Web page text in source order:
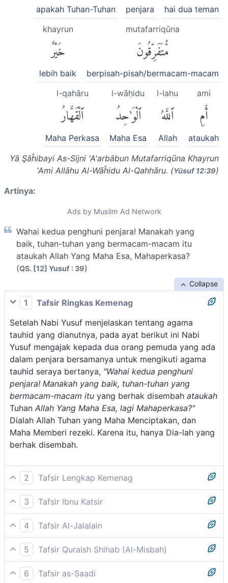
hai dua teman
penjara
apakah Tuhan-Tuhan
mutafarriqūna
مُّتَفَرِّقُونَ
berpisah-pisah/bermacam-macam
khayrun
خَيْرٌ
lebih baik
ami
أَمِ
ataukah
l-lahu
ٱللَّهُ
Allah
l-wāḥidu
ٱلْوَٰحِدُ
Maha Esa
l-qahāru
ٱلْقَهَّارُ
Maha Perkasa
Yā Şāĥibayi As-Sijni 'A'arbābun Mutafarriqūna Khayrun
'Ami Allāhu Al-Wāĥidu Al-Qahhāru. (Yūsuf 12:39)
Artinya:
Ads by Muslim Ad Network
Wahai kedua penghuni penjara! Manakah yang
baik, tuhan-tuhan yang bermacam-macam itu
ataukah Allah Yang Maha Esa, Mahaperkasa?
(QS. [12] Yusuf : 39)
Collapse
1
Tafsir Ringkas Kemenag
Setelah Nabi Yusuf menjelaskan tentang agama
tauhid yang dianutnya, pada ayat berikut ini Nabi
Yusuf mengajak kepada dua orang pemuda yang ada
dalam penjara bersamanya untuk mengikuti agama
tauhid seraya bertanya, "Wahai kedua penghuni
penjara! Manakah yang baik, tuhan-tuhan yang
bermacam-macam itu yang berhak disembah ataukah
Tuhan Allah Yang Maha Esa, lagi Mahaperkasa?"
Dialah Allah Tuhan yang Maha Menciptakan, dan
Maha Memberi rezeki. Karena itu, hanya Dia-lah yang
berhak disembah.
2
Tafsir Lengkap Kemenag
Yusuf meneruskan dakwahnya dengan menyeru
kedua pemuda yang menjadi kawannya dalam
penjara itu, "Wahai kedua penghuni penjara, manakah
yang lebih baik, tuhan yang bermacam-macam itu
ataukah Allah Yang Maha Esa Yangperkasa?" Seruan
ini adalah yang ikhlas dari seorang kawan yang setia
dan jujur kepada kawan-kawannya. Pertanyaan dalam
3
Tafsir Ibnu Katsir
Yusuf berbicara kepada kedua pemuda —temannya
dalam penjara itu— seraya mengajaknya menyembah
Allah semata, tidak mempersekutukan-Nya, dan
meninggalkan semua berhala yang disembah oleh
kaum keduanya. Untuk itu Yusuf a.s. berkata:
4
Tafsir Al-Jalalain
("Hai kedua temanku) yang satu tempat tinggal
(dalam penjara! Manakah yang baik tuhan yang
bermacam-macam itu ataukah Allah Yang Maha Esa
5
Tafsir Quraish Shihab (Al-Misbah)
Wahai kedua teman sepenjaraku, apakah tuhan-tuhan
6 Tafsir as-Saadi